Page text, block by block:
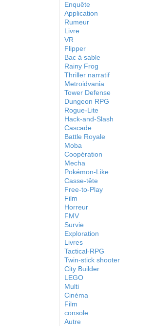
Enquête
Application
Rumeur
Livre
VR
Flipper
Bac à sable
Rainy Frog
Thriller narratif
Metroidvania
Tower Defense
Dungeon RPG
Rogue-Lite
Hack-and-Slash
Cascade
Battle Royale
Moba
Coopération
Mecha
Pokémon-Like
Casse-tête
Free-to-Play
Film
Horreur
FMV
Survie
Exploration
Livres
Tactical-RPG
Twin-stick shooter
City Builder
LEGO
Multi
Cinéma
Film
console
Autre